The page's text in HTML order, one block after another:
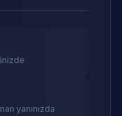
yanınızda